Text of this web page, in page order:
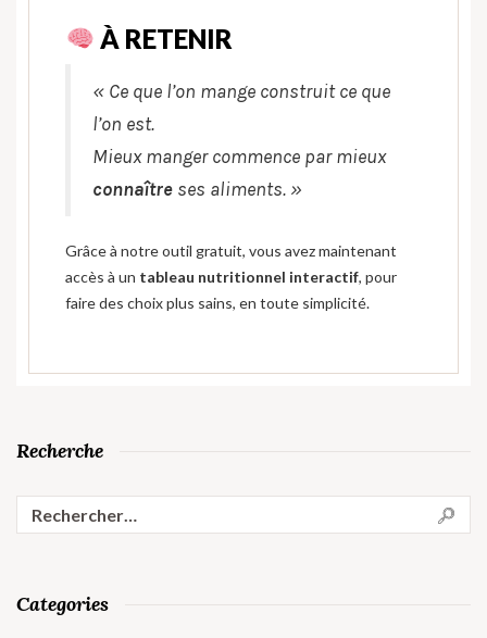
À RETENIR
« Ce que l’on mange construit ce que
l’on est.
Mieux manger commence par mieux
connaître ses aliments. »
Grâce à notre outil gratuit, vous avez maintenant
accès à un tableau nutritionnel interactif, pour
faire des choix plus sains, en toute simplicité.
Recherche
Categories